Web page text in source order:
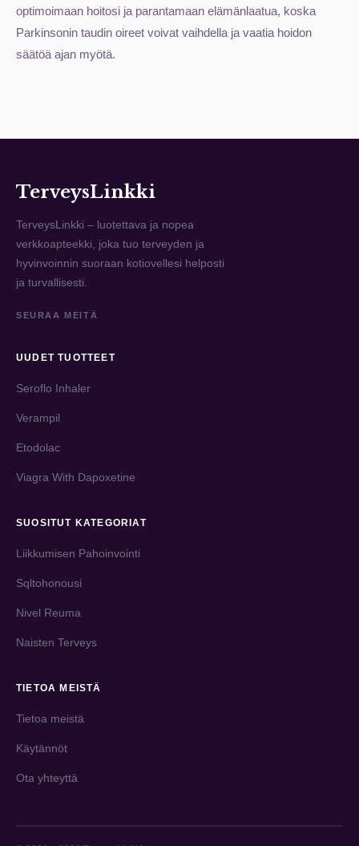
optimoimaan hoitosi ja parantamaan elämänlaatua, koska
Parkinsonin taudin oireet voivat vaihdella ja vaatia hoidon
säätöä ajan myötä.
TerveysLinkki
TerveysLinkki – luotettava ja nopea
verkkoapteekki, joka tuo terveyden ja
hyvinvoinnin suoraan kotiovellesi helposti
ja turvallisesti.
SEURAA MEITÄ
UUDET TUOTTEET
Seroflo Inhaler
Verampil
Etodolac
Viagra With Dapoxetine
SUOSITUT KATEGORIAT
Liikkumisen Pahoinvointi
Sqltohonousi
Nivel Reuma
Naisten Terveys
TIETOA MEISTÄ
Tietoa meistä
Käytännöt
Ota yhteyttä